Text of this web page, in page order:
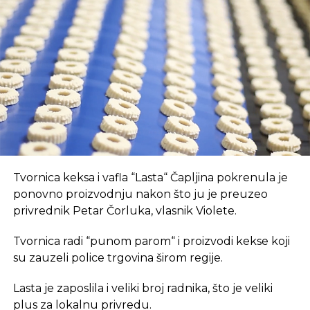
sagledane sve mogućnosti i uzeta u obzir
najbezbolnija varijanta za „Kosmos“.
Izvor: Nezavisne novine
SLIČNE TEME:
SLEDEĆI
Obnovljeni radovi na izgradnji “Južnog toka”?
NE PROPUSTITE
Crveno more
Prvo, oni pružaju brz internet i tehnološki
opremljen prostor, što je ključan preduvjet za
suvremeni način rada.
REKLAMA
U coworking prostoru, radnici su okruženi sličnim
profesionalcima, što potiče produktivnost i radnu
atmosferu koju je teško postići u kućnom
Dodatna prednost coworkinga je umrežavanje i
prostoru omogućava razmjenu ideja, kontakata i
suradnji, čime coworking prostor postaje inkubator
Tvornica keksa i vafla “Lasta“ Čapljina pokrenula je
ponovno proizvodnju nakon što ju je preuzeo
privrednik Petar Čorluka, vlasnik Violete.
Tvornica radi “punom parom“ i proizvodi kekse koji
su zauzeli police trgovina širom regije.
Lasta je zaposlila i veliki broj radnika, što je veliki
plus za lokalnu privredu.